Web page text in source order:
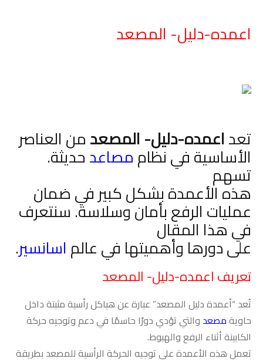
اعمده-دليل- المصعد
تعداعمده-دليل- المصعدمن العناصر
الأساسية في نظاممصاعدحديثة.
تسهم
هذه الأعمدة بشكل كبير في ضمان
عمليات الرفع بأمان وسلاسة. سنتعرف
في هذا المقال
على دورها وأهميتها في عالم اسانسير.
تعريف اعمده-دليل- المصعد
تُعد “أعمدة دليل المصعد” عبارة عن هياكل رأسية مثبتة داخل
حاويةمصعد والتي تؤدي دورًا حاسمًا في دعم وتوجيه حركة
الكابينة أثناء الرفع والهبوط.
تعمل هذه الأعمدة على توجيه الحركة الرأسية للمصعد بطريقة